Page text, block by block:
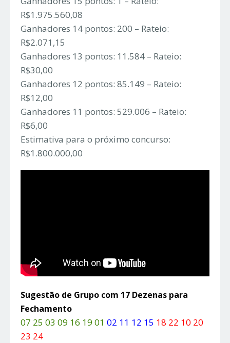
R$1.975.560,08
Ganhadores 14 pontos: 200 – Rateio:
R$2.071,15
Ganhadores 13 pontos: 11.584 – Rateio:
R$30,00
Ganhadores 12 pontos: 85.149 – Rateio:
R$12,00
Ganhadores 11 pontos: 529.006 – Rateio:
R$6,00
Estimativa para o próximo concurso:
R$1.800.000,00
Sugestão de Grupo com 17 Dezenas para
Fechamento
07 25 03 09 16 19 01 02 11 12 15 18 22 10 20
23 24